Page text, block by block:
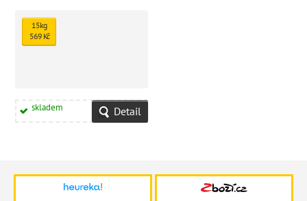
15kg
569 Kč
skladem Detail